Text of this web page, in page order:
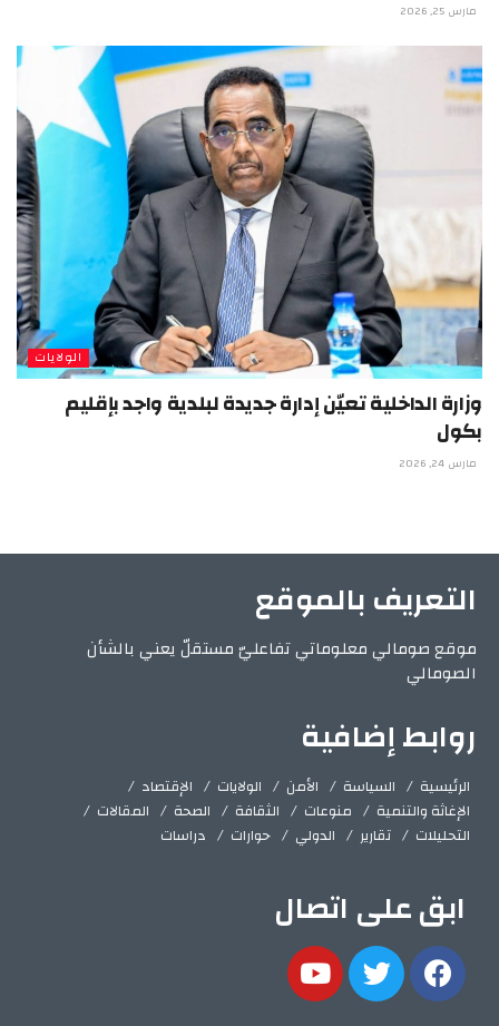
مارس 25, 2026
الولايات
وزارة الداخلية تعيّن إدارة جديدة لبلدية واجد بإقليم
بكول
مارس 24, 2026
التعريف بالموقع
موقع صومالي معلوماتي تفاعليّ مستقلّ يعني بالشأن
الصومالي
روابط إضافية
الرئيسية السياسة الأمن الولايات
الإقتصاد
الإغاثة والتنمية
منوعات الثقافة الصحة
المقالات
التحليلات
تقارير الدولي حوارات دراسات
ابق على اتصال